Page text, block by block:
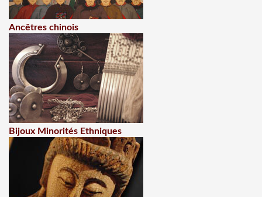
Ancêtres chinois
Bijoux Minorités Ethniques